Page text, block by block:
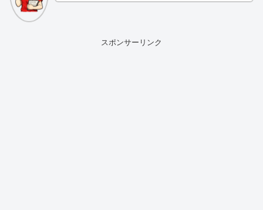
スポンサーリンク